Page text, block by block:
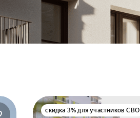
скидка 3% для участников СВО